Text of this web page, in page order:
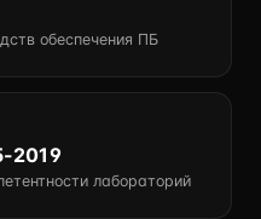
обеспечения ПБ
2019
лабораторий